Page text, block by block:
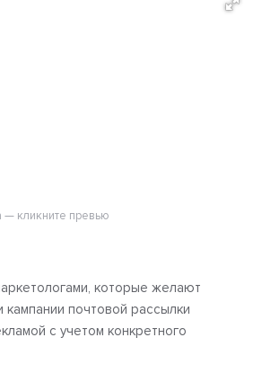
— кликните превью
которые желают
кампании почтовой рассылки
с учетом конкретного